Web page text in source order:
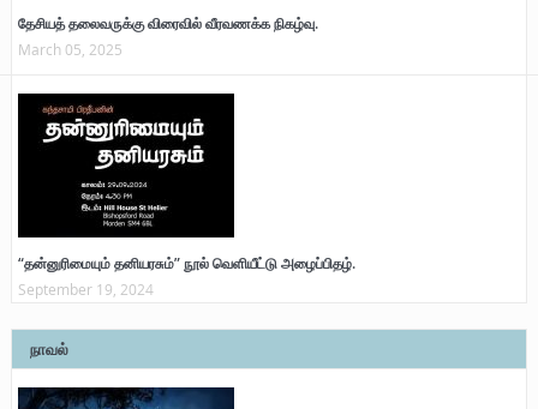
தேசியத் தலைவருக்கு விரைவில் வீரவணக்க நிகழ்வு.
March 05, 2025
“தன்னுரிமையும் தனியரசும்” நூல் வெளியீட்டு அழைப்பிதழ்.
September 19, 2024
நாவல்